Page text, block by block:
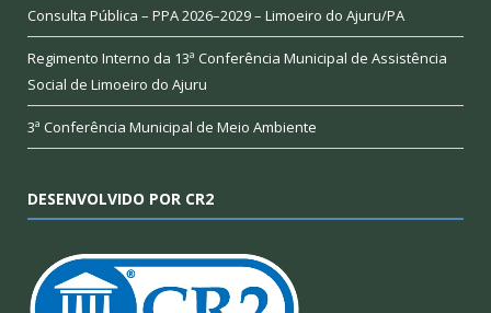
Consulta Pública – PPA 2026–2029 – Limoeiro do Ajuru/PA
Regimento Interno da 13ª Conferência Municipal de Assistência
Social de Limoeiro do Ajuru
3ª Conferência Municipal de Meio Ambiente
DESENVOLVIDO POR CR2